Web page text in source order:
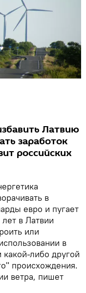
Латвию
заработок
российских
в
евро и пугает
в Латвии
или
в
какой-либо другой
происхождения.
ветра, пишет